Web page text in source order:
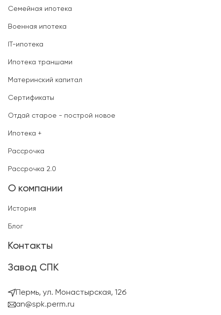
Семейная ипотека
Военная ипотека
IT-ипотека
Ипотека траншами
Материнский капитал
Сертификаты
Отдай старое - построй новое
Ипотека +
Рассрочка
Рассрочка 2.0
О компании
История
Блог
Контакты
Завод СПК
Пермь, ул. Монастырская, 12б
an@spk.perm.ru